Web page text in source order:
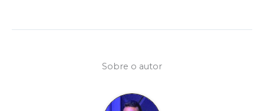
Sobre o autor